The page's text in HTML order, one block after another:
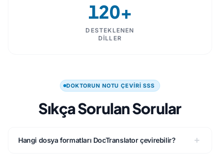
120+
DESTEKLENEN
DILLER
DOKTORUN NOTU ÇEVIRI SSS
Sıkça Sorulan Sorular
Hangi dosya formatları DocTranslator çevirebilir?